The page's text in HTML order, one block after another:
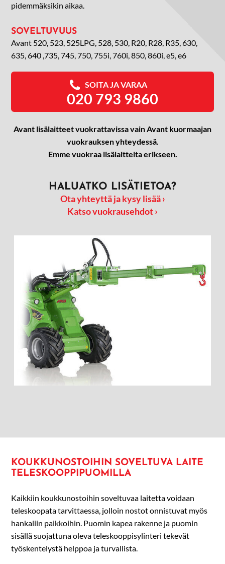
pidemmäksikin aikaa.
SOVELTUVUUS
Avant 520, 523, 525LPG, 528, 530, R20, R28, R35, 630,
635, 640 ,735, 745, 750, 755i, 760i, 850, 860i, e5, e6
SOITA JA VARAA
020 793 9860
Avant lisälaitteet vuokrattavissa vain Avant kuormaajan
vuokrauksen yhteydessä.
Emme vuokraa lisälaitteita erikseen.
HALUATKO LISÄTIETOA?
Ota yhteyttä ja kysy lisää ›
Katso vuokrausehdot ›
KOUKKUNOSTOIHIN SOVELTUVA LAITE
TELESKOOPPIPUOMILLA
Kaikkiin koukkunostoihin soveltuvaa laitetta voidaan
teleskoopata tarvittaessa, jolloin nostot onnistuvat myös
hankaliin paikkoihin. Puomin kapea rakenne ja puomin
sisällä suojattuna oleva teleskooppisylinteri tekevät
työskentelystä helppoa ja turvallista.